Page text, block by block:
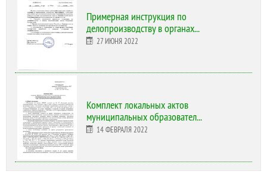
Примерная инструкция по
делопроизводству в органах...
27 ИЮНЯ 2022
Комплект локальных актов
муниципальных образовател...
14 ФЕВРАЛЯ 2022